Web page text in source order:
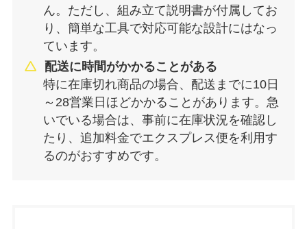
ん。ただし、組み立て説明書が付属してお
り、簡単な工具で対応可能な設計にはなっ
ています。
配送に時間がかかることがある
特に在庫切れ商品の場合、配送までに10日
～28営業日ほどかかることがあります。急
いでいる場合は、事前に在庫状況を確認し
たり、追加料金でエクスプレス便を利用す
るのがおすすめです。